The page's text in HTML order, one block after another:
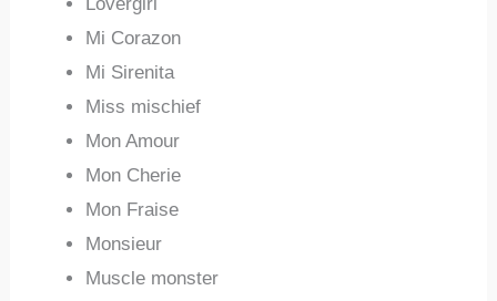
Mi Corazon
Mi Sirenita
Miss mischief
Mon Amour
Mon Cherie
Mon Fraise
Monsieur
Muscle monster